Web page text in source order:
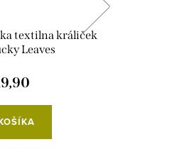
textilna králiček
Leaves